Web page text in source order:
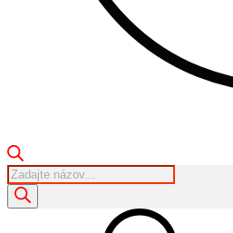
Products
search